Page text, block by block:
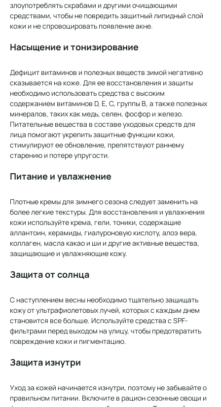
злоупотреблять скрабами и другими очищающими
средствами, чтобы не повредить защитный липидный слой
кожи и не спровоцировать появление акне.
Насыщение и тонизирование
Дефицит витаминов и полезных веществ зимой негативно
сказывается на коже. Для ее восстановления и защиты
необходимо использовать средства с высоким
содержанием витаминов D, E, C, группы В, а также полезных
минералов, таких как медь, селен, фосфор и железо.
Питательные вещества в составе уходовых средств для
лица помогают укрепить защитные функции кожи,
стимулируют ее обновление, препятствуют раннему
старению и потере упругости.
Питание и увлажнение
Плотные кремы для зимнего сезона следует заменить на
более легкие текстуры. Для восстановления и увлажнения
кожи используйте крема, гели, тоники, содержащие
аллантоин, керамиды, гиалуроновую кислоту, алоэ вера,
коллаген, масла какао и ши и другие активные вещества,
защищающие и увлажняющие кожу.
Защита от солнца
С наступлением весны необходимо тщательно защищать
кожу от ультрафиолетовых лучей, которых с каждым днем
становится все больше. Используйте средства с SPF-
фильтрами перед выходом на улицу, чтобы предотвратить
повреждение кожи и пигментацию.
Защита изнутри
Уход за кожей начинается изнутри, поэтому не забывайте о
правильном питании. Включите в рацион сезонные овощи и